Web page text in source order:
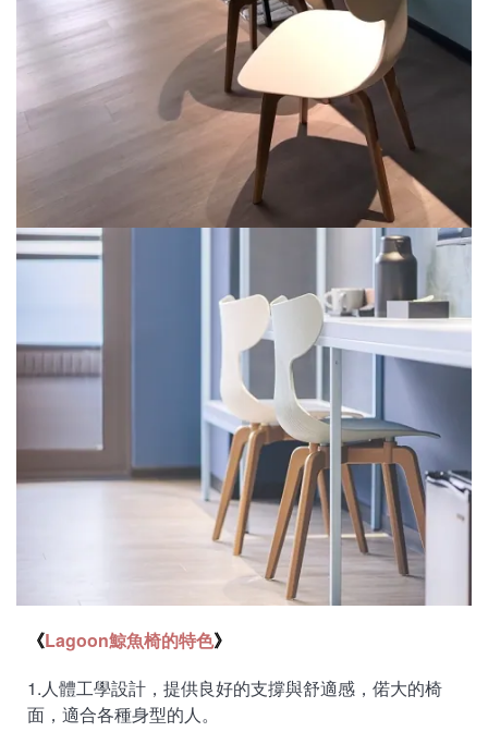
《Lagoon鯨魚椅的特色》
1.人體工學設計，提供良好的支撐與舒適感，偌大的椅
面，適合各種身型的人。